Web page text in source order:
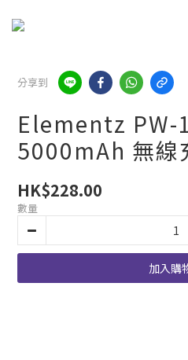
分享到
Elementz PW-
5000mAh 無線
HK$228.00
數量
加入購